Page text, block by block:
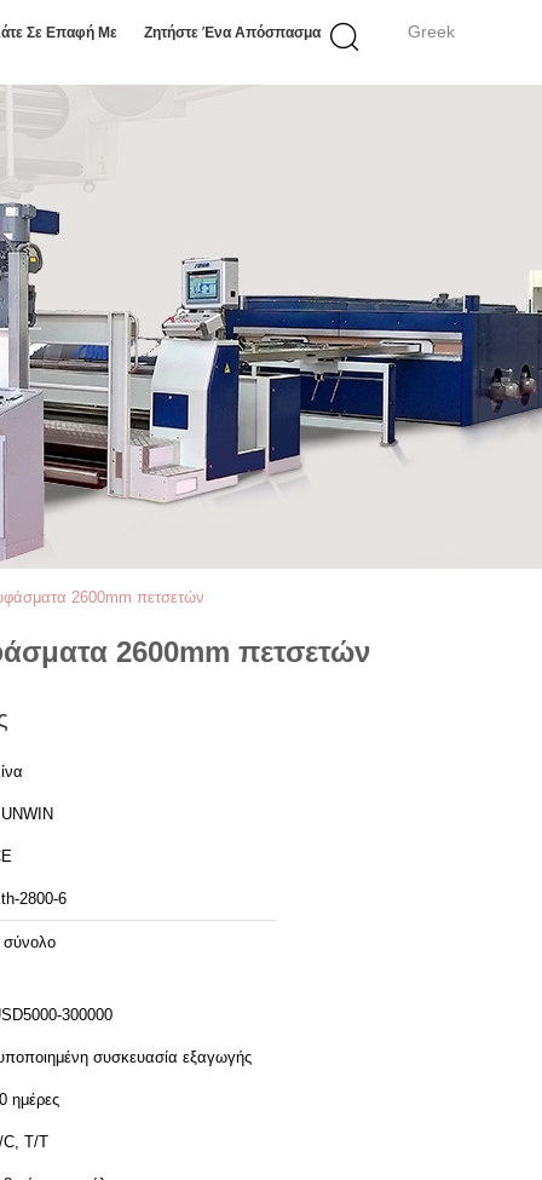
Greek
Σε Επαφή Με Ζητήστε Ένα Απόσπασμα
2600mm πετσετών
2600mm πετσετών
2800-6
σύνολο
300000
συσκευασία εξαγωγής
ημέρες
C, T/T